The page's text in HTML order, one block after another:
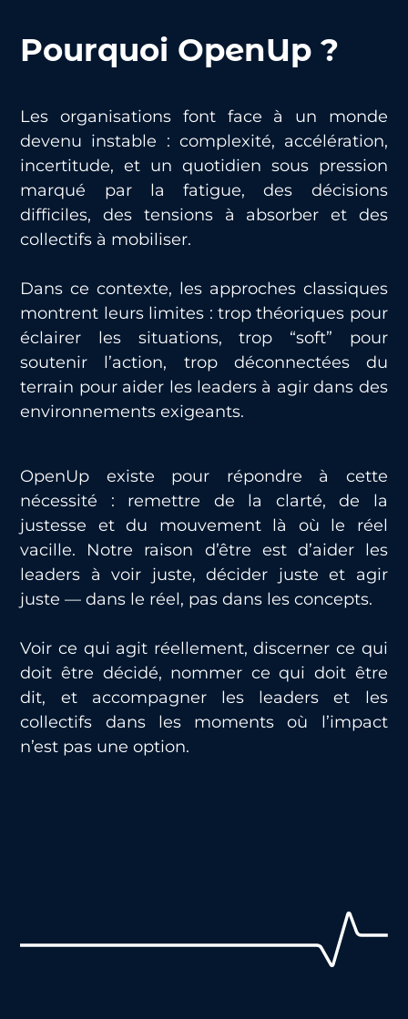
Pourquoi OpenUp ?
Les organisations font face à un monde
devenu instable : complexité, accélération,
incertitude, et un quotidien sous pression
marqué par la fatigue, des décisions
difficiles, des tensions à absorber et des
collectifs à mobiliser.
Dans ce contexte, les approches classiques
montrent leurs limites : trop théoriques pour
éclairer les situations, trop “soft” pour
soutenir l’action, trop déconnectées du
terrain pour aider les leaders à agir dans des
environnements exigeants.
OpenUp existe pour répondre à cette
nécessité : remettre de la clarté, de la
justesse et du mouvement là où le réel
vacille. Notre raison d’être est d’aider les
leaders à voir juste, décider juste et agir
juste — dans le réel, pas dans les concepts.
Voir ce qui agit réellement, discerner ce qui
doit être décidé, nommer ce qui doit être
dit, et accompagner les leaders et les
collectifs dans les moments où l’impact
n’est pas une option.